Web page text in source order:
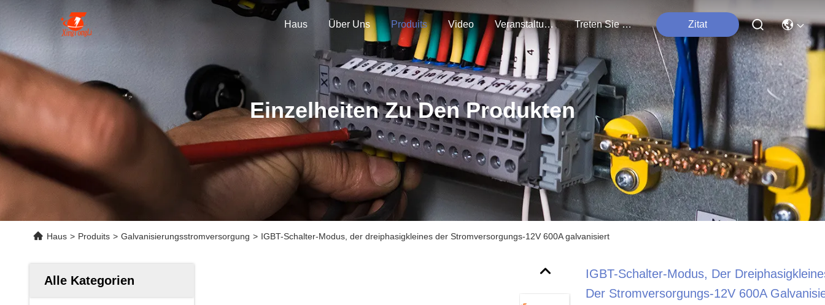
Haus Über Uns Produits Video Veranstaltungen Treten Sie Mit Uns In Verbindung Zitat
Einzelheiten Zu Den Produkten
Haus > Produits > Galvanisierungsstromversorgung > IGBT-Schalter-Modus, der dreiphasigkleines der Stromversorgungs-12V 600A galvanisiert
Alle Kategorien
IGBT-Schalter-Modus, Der
Der Stromversorgungs-12V 600A